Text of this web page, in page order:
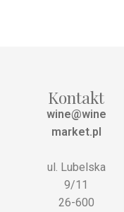
Kontakt
wine@wine
market.pl
ul. Lubelska
9/11
26-600